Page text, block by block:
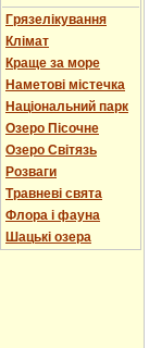
Грязелікування
Клімат
Краще за море
Наметові містечка
Національний парк
Озеро Пісочне
Озеро Світязь
Розваги
Травневі свята
Флора і фауна
Шацькі озера